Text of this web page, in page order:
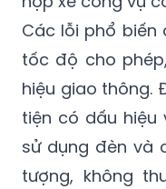
Các lỗi phổ biến
tốc độ cho
hiệu giao thông.
tiện có dấu hiệu
sử dụng đèn và
tượng, không